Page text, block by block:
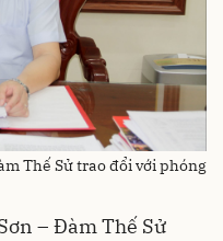
Thế Sử trao đổi với phóng
– Đàm Thế Sử